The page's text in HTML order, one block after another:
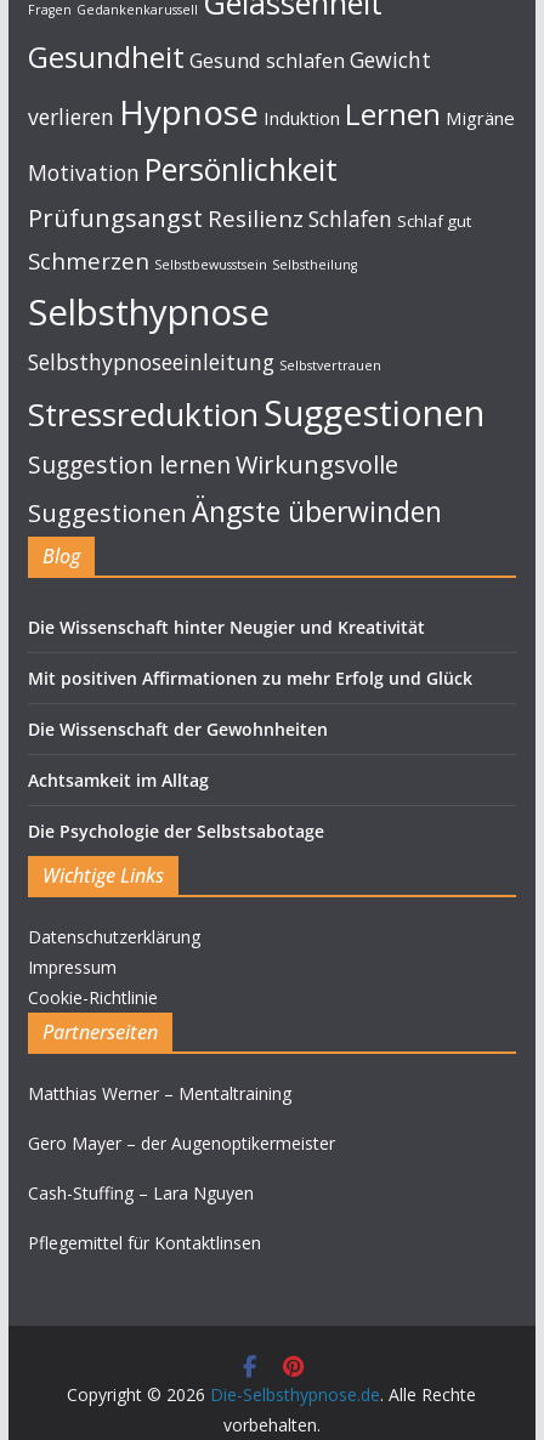
Fragen Gedankenkarussell
Gesundheit Gesund schlafen Gewicht
verlieren Hypnose Induktion Lernen Migräne
Motivation Persönlichkeit
Prüfungsangst Resilienz Schlafen Schlaf gut
Schmerzen Selbstbewusstsein Selbstheilung
Selbsthypnose
Selbsthypnoseeinleitung Selbstvertrauen
StressreduktionSuggestionen
Suggestion lernenWirkungsvolle
Suggestionen Ängste überwinden
Blog
Die Wissenschaft hinter Neugier und Kreativität
Mit positiven Affirmationen zu mehr Erfolg und Glück
Die Wissenschaft der Gewohnheiten
Achtsamkeit im Alltag
Die Psychologie der Selbstsabotage
Wichtige Links
Datenschutzerklärung
Impressum
Cookie-Richtlinie
Partnerseiten
Matthias Werner – Mentaltraining
Gero Mayer – der Augenoptikermeister
Cash-Stuffing – Lara Nguyen
Pflegemittel für Kontaktlinsen
Copyright © 2026 Die-Selbsthypnose.de. Alle Rechte
vorbehalten.